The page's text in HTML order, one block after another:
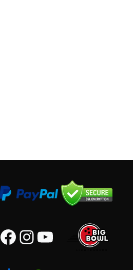
Facebook
Instagram
YouTube